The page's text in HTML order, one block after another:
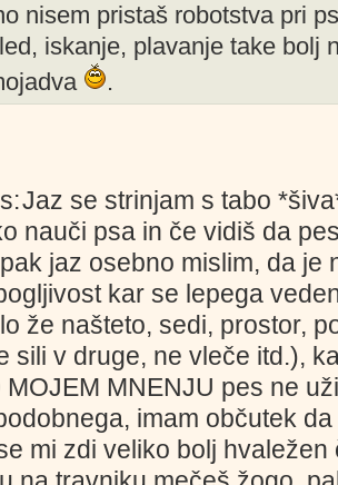
nisem pristaš robotstva pri
iskanje, plavanje take bolj
.
Jaz se strinjam s tabo
nauči psa in če vidiš da
jaz osebno mislim, da je
kar se lepega
že našteto, sedi, prostor,
sili v druge, ne vleče itd.),
MOJEM MNENJU pes ne
imam občutek
mi zdi veliko bolj